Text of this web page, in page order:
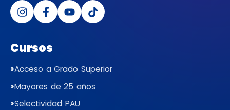
Cursos
Acceso a Grado Superior
Mayores de 25 años
Selectividad PAU